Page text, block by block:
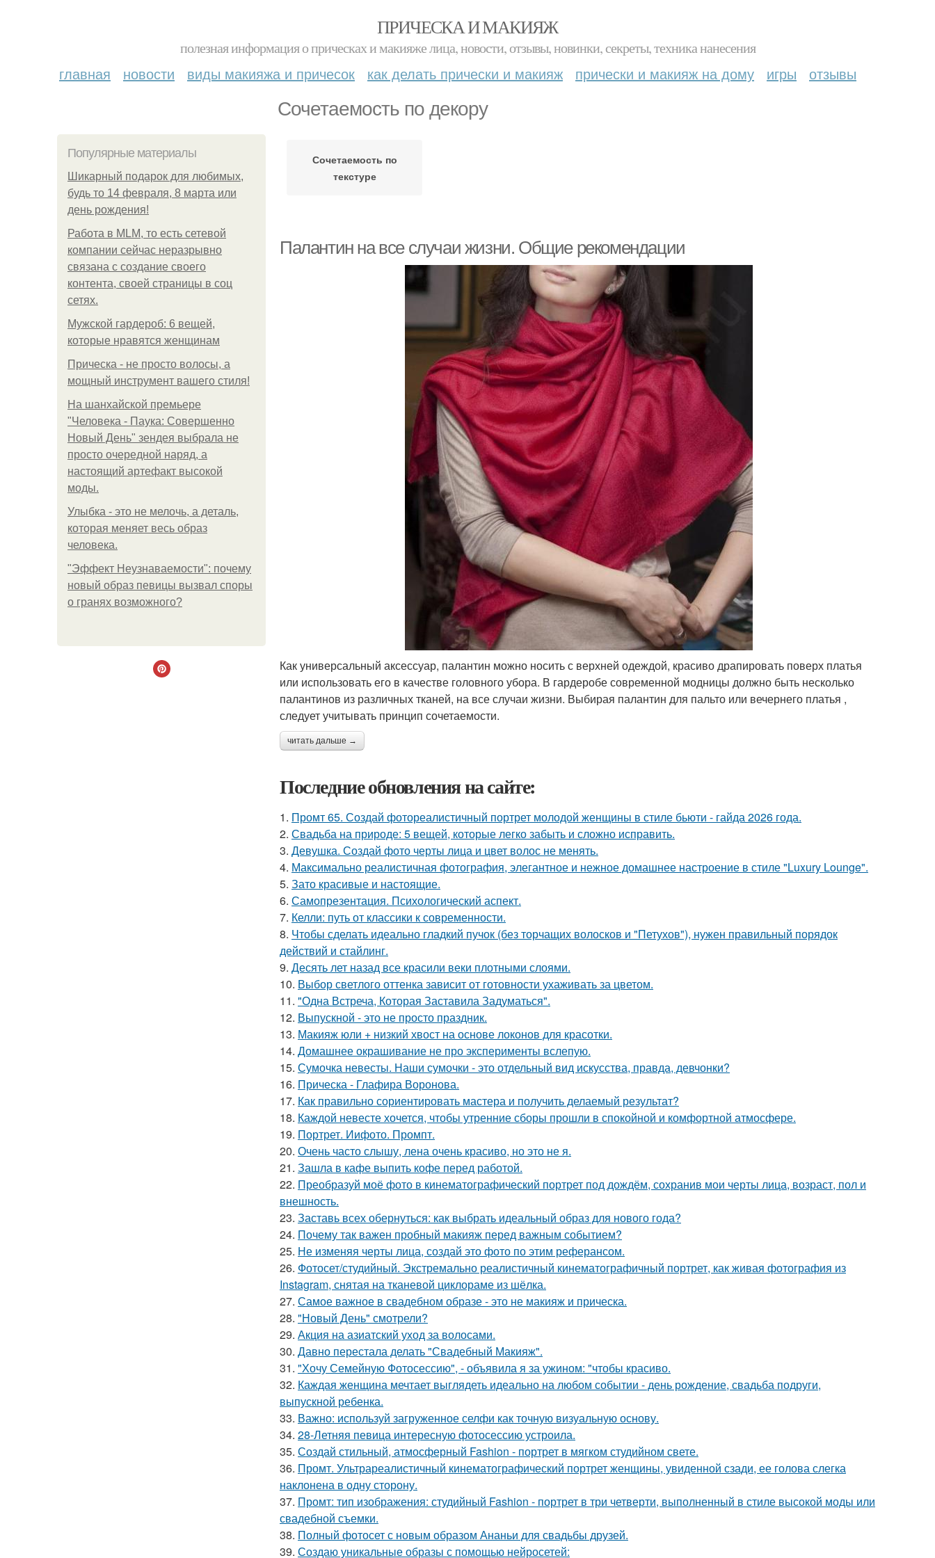
ПРИЧЕСКА И МАКИЯЖ
полезная информация о прическах и макияже лица, новости, отзывы, новинки, секреты, техника нанесения
главная новости виды макияжа и причесок как делать прически и макияж прически и макияж на дому игры отзывы
Сочетаемость по декору
Популярные материалы
Шикарный подарок для любимых,
будь то 14 февраля, 8 марта или
день рождения!
Работа в MLM, то есть сетевой
компании сейчас неразрывно
связана с создание своего
контента, своей страницы в соц
сетях.
Мужской гардероб: 6 вещей,
которые нравятся женщинам
Прическа - не просто волосы, а
мощный инструмент вашего стиля!
На шанхайской премьере
"Человека - Паука: Совершенно
Новый День" зендея выбрала не
просто очередной наряд, а
настоящий артефакт высокой
моды.
Улыбка - это не мелочь, а деталь,
которая меняет весь образ
человека.
"Эффект Неузнаваемости": почему
новый образ певицы вызвал споры
о гранях возможного?
Сочетаемость по
текстуре
Палантин на все случаи жизни. Общие рекомендации
Как универсальный аксессуар, палантин можно носить с верхней одеждой, красиво драпировать поверх платья
или использовать его в качестве головного убора. В гардеробе современной модницы должно быть несколько
палантинов из различных тканей, на все случаи жизни. Выбирая палантин для пальто или вечернего платья ,
следует учитывать принцип сочетаемости.
читать дальше →
Последние обновления на сайте:
1. Промт 65. Создай фотореалистичный портрет молодой женщины в стиле бьюти - гайда 2026 года.
2. Свадьба на природе: 5 вещей, которые легко забыть и сложно исправить.
3. Девушка. Создай фото черты лица и цвет волос не менять.
4. Максимально реалистичная фотография, элегантное и нежное домашнее настроение в стиле "Luxury Lounge".
5. Зато красивые и настоящие.
6. Самопрезентация. Психологический аспект.
7. Келли: путь от классики к современности.
8. Чтобы сделать идеально гладкий пучок (без торчащих волосков и "Петухов"), нужен правильный порядок
действий и стайлинг.
9. Десять лет назад все красили веки плотными слоями.
10. Выбор светлого оттенка зависит от готовности ухаживать за цветом.
11. "Одна Встреча, Которая Заставила Задуматься".
12. Выпускной - это не просто праздник.
13. Макияж юли + низкий хвост на основе локонов для красотки.
14. Домашнее окрашивание не про эксперименты вслепую.
15. Сумочка невесты. Наши сумочки - это отдельный вид искусства, правда, девчонки?
16. Прическа - Глафира Воронова.
17. Как правильно сориентировать мастера и получить делаемый результат?
18. Каждой невесте хочется, чтобы утренние сборы прошли в спокойной и комфортной атмосфере.
19. Портрет. Иифото. Промпт.
20. Очень часто слышу, лена очень красиво, но это не я.
21. Зашла в кафе выпить кофе перед работой.
22. Преобразуй моё фото в кинематографический портрет под дождём, сохранив мои черты лица, возраст, пол и
внешность.
23. Заставь всех обернуться: как выбрать идеальный образ для нового года?
24. Почему так важен пробный макияж перед важным событием?
25. Не изменяя черты лица, создай это фото по этим реферансом.
26. Фотосет/студийный. Экстремально реалистичный кинематографичный портрет, как живая фотография из
Instagram, снятая на тканевой циклораме из шёлка.
27. Самое важное в свадебном образе - это не макияж и прическа.
28. "Новый День" смотрели?
29. Акция на азиатский уход за волосами.
30. Давно перестала делать "Свадебный Макияж".
31. "Хочу Семейную Фотосессию", - объявила я за ужином: "чтобы красиво.
32. Каждая женщина мечтает выглядеть идеально на любом событии - день рождение, свадьба подруги,
выпускной ребенка.
33. Важно: используй загруженное селфи как точную визуальную основу.
34. 28-Летняя певица интересную фотосессию устроила.
35. Создай стильный, атмосферный Fashion - портрет в мягком студийном свете.
36. Промт. Ультрареалистичный кинематографический портрет женщины, увиденной сзади, ее голова слегка
наклонена в одну сторону.
37. Промт: тип изображения: студийный Fashion - портрет в три четверти, выполненный в стиле высокой моды или
свадебной съемки.
38. Полный фотосет с новым образом Ананьи для свадьбы друзей.
39. Создаю уникальные образы с помощью нейросетей: